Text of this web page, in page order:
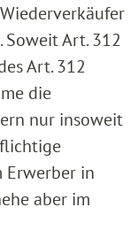
Art. 312
Art. 312
die
nur insoweit
Erwerber in
aber im